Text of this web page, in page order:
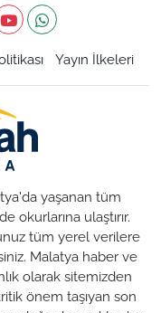
Yayın İlkeleri
yaşanan tüm
okurlarına ulaştırır.
tüm yerel verilere
Malatya haber ve
olarak sitemizden
önem taşıyan son